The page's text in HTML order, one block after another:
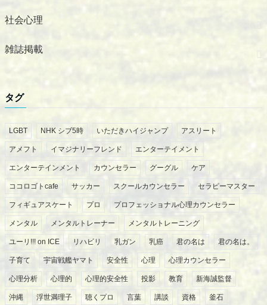
社会心理
雑誌掲載
タグ
LGBT NHK シブ5時 いただきハイジャンプ アスリート
アメフト イマジナリーフレンド エンターテイメント
エンターテインメント カウンセラー グーグル ケア
ココロゴトcafe サッカー スクールカウンセラー セラピーマスター
フィギュアスケート プロ プロフェッショナル心理カウンセラー
メンタル メンタルトレーナー メンタルトレーニング
ユーリ!!! on ICE リハビリ 乳ガン 乳癌 君の名は 君の名は。
子育て 宇宙戦艦ヤマト 安全性 心理 心理カウンセラー
心理分析 心理的 心理的安全性 投影 教育 新海誠監督
沖縄 浮世満理子 聴くプロ 言葉 講談 資格 釜石